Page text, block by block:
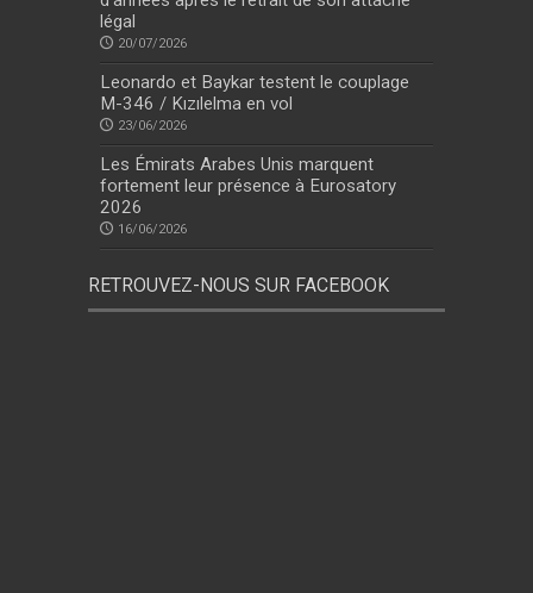
légal
20/07/2026
Leonardo et Baykar testent le couplage
M-346 / Kızılelma en vol
23/06/2026
Les Émirats Arabes Unis marquent
fortement leur présence à Eurosatory
2026
16/06/2026
RETROUVEZ-NOUS SUR FACEBOOK